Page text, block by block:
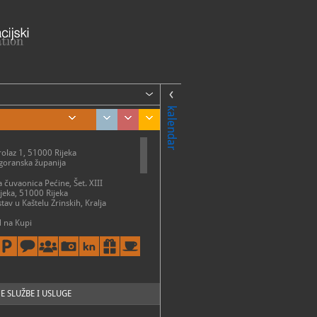
kalendar
1, 51000 Rijeka
županija
čuvaonica Pećine, Šet. XIII
51000 Rijeka
u Kaštelu Zrinskih, Kralja
na Kupi
- nedelja: 9 - 20 h
u Kaštelu Zrinskih, Brod na
SLUŽBE I USLUGE